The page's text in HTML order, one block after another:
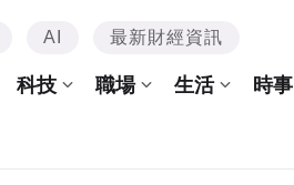
AI 最新財經資訊
科技 職場 生活 時事